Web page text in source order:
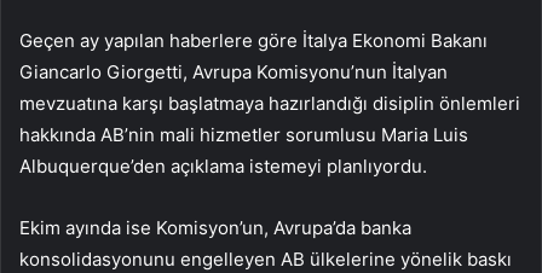
Geçen ay yapılan haberlere göre İtalya Ekonomi Bakanı
Giancarlo Giorgetti, Avrupa Komisyonu’nun İtalyan
mevzuatına karşı başlatmaya hazırlandığı disiplin önlemleri
hakkında AB’nin mali hizmetler sorumlusu Maria Luis
Albuquerque’den açıklama istemeyi planlıyordu.
Ekim ayında ise Komisyon’un, Avrupa’da banka
konsolidasyonunu engelleyen AB ülkelerine yönelik baskı